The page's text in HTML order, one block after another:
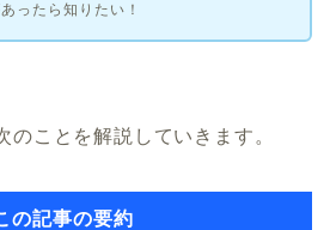
ったら知りたい！
のことを解説していきます。
の記事の要約